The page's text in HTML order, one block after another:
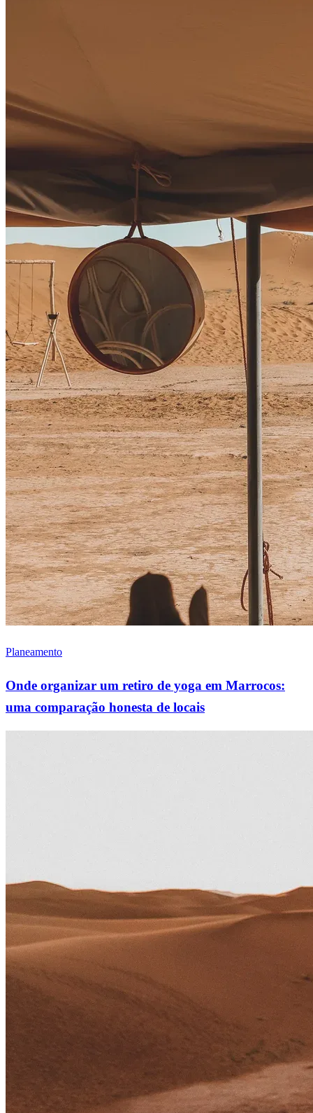
Planeamento
Onde organizar um retiro de yoga em Marrocos:
uma comparação honesta de locais